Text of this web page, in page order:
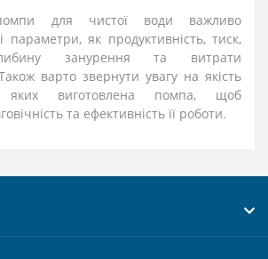
для чистої води важливо
параметри, як продуктивність, тиск,
занурення та витрати
варто звернути увагу на якість
яких виготовлена помпа, щоб
та ефективність її роботи.